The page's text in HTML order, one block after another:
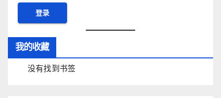
我的收藏
没有找到书签